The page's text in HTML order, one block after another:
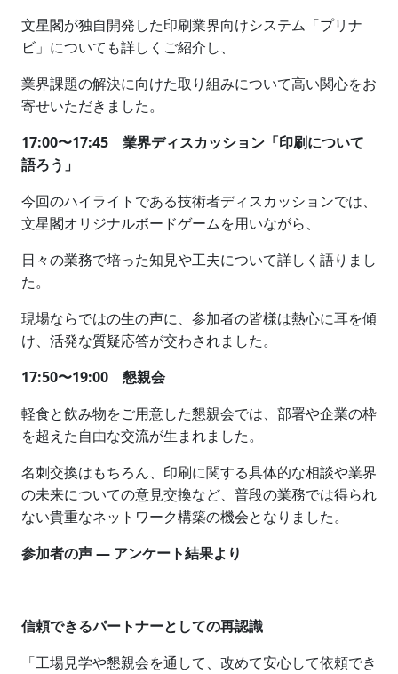
文星閣が独自開発した印刷業界向けシステム「プリナ
ビ」についても詳しくご紹介し、
業界課題の解決に向けた取り組みについて高い関心をお
寄せいただきました。
17:00〜17:45 業界ディスカッション「印刷について
語ろう」
今回のハイライトである技術者ディスカッションでは、
文星閣オリジナルボードゲームを用いながら、
日々の業務で培った知見や工夫について詳しく語りまし
た。
現場ならではの生の声に、参加者の皆様は熱心に耳を傾
け、活発な質疑応答が交わされました。
17:50〜19:00 懇親会
軽食と飲み物をご用意した懇親会では、部署や企業の枠
を超えた自由な交流が生まれました。
名刺交換はもちろん、印刷に関する具体的な相談や業界
の未来についての意見交換など、普段の業務では得られ
ない貴重なネットワーク構築の機会となりました。
参加者の声 — アンケート結果より
信頼できるパートナーとしての再認識
「工場見学や懇親会を通して、改めて安心して依頼でき